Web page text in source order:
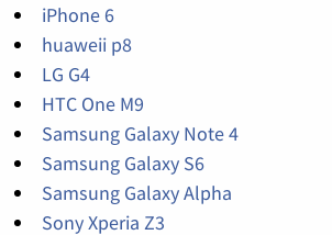
iPhone 6
huaweii p8
LG G4
HTC One M9
Samsung Galaxy Note 4
Samsung Galaxy S6
Samsung Galaxy Alpha
Sony Xperia Z3